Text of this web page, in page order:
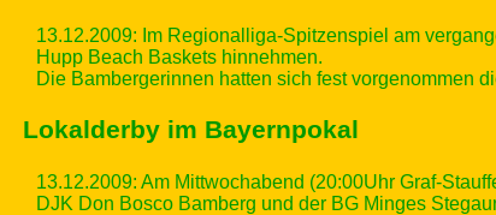
13.12.2009: Im Regionalliga-Spitzenspiel am
Hupp Beach Baskets hinnehmen.
Die Bambergerinnen hatten sich fest vorgenommen
Lokalderby im Bayernpokal
13.12.2009: Am Mittwochabend (20:00Uhr Graf-
DJK Don Bosco Bamberg und der BG Minges